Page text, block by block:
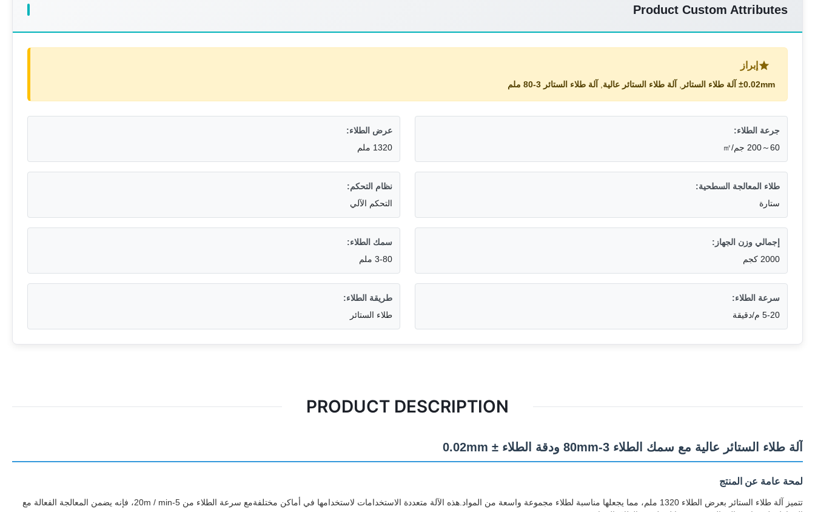
Product Custom Attributes
إبراز
±0.02mm آلة طلاء الستائر آلة طلاء الستائر عالية آلة طلاء الستائر 3-80 ملم
جرعة الطلاء:
60～200 جم/㎡
عرض الطلاء:
1320 ملم
طلاء المعالجة السطحية:
ستارة
نظام التحكم:
التحكم الآلي
إجمالي وزن الجهاز:
2000 كجم
سمك الطلاء:
3-80 ملم
سرعة الطلاء:
5-20 م/دقيقة
طريقة الطلاء:
طلاء الستائر
PRODUCT DESCRIPTION
آلة طلاء الستائر عالية مع سمك الطلاء 3-80mm ودقة الطلاء ± 0.02mm
لمحة عامة عن المنتج
تتميز آلة طلاء الستائر بعرض الطلاء 1320 ملم، مما يجعلها مناسبة لطلاء مجموعة واسعة من المواد.هذه الآلة متعددة الاستخدامات لاستخدامها في أماكن مختلفةمع سرعة الطلاء من 5-20m / min، فإنه يضمن المعالجة الفعالة مع